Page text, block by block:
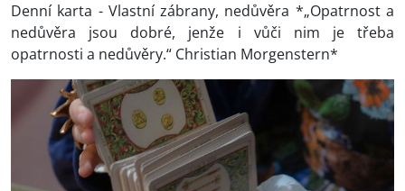
Denní karta - Vlastní zábrany, nedůvěra *„Opatrnost a
nedůvěra jsou dobré, jenže i vůči nim je třeba
opatrnosti a nedůvěry.“ Christian Morgenstern*